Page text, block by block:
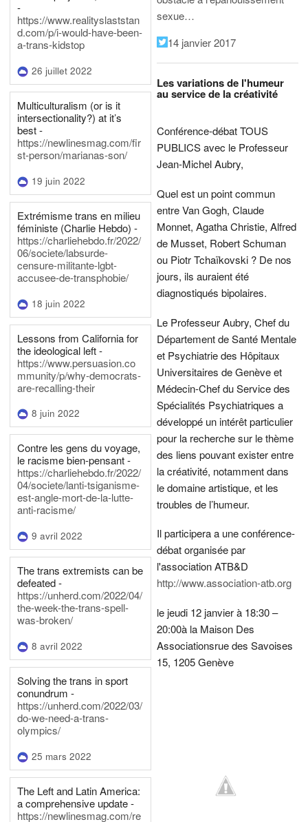
-
https://www.realityslaststan
d.com/p/i-would-have-been-
a-trans-kidstop
26 juillet 2022
Multiculturalism (or is it
intersectionality?) at it’s
best -
https://newlinesmag.com/fir
st-person/marianas-son/
19 juin 2022
Extrémisme trans en milieu
féministe (Charlie Hebdo) -
https://charliehebdo.fr/2022/
06/societe/labsurde-
censure-militante-lgbt-
accusee-de-transphobie/
18 juin 2022
Lessons from California for
the ideological left -
https://www.persuasion.co
mmunity/p/why-democrats-
are-recalling-their
8 juin 2022
Contre les gens du voyage,
le racisme bien-pensant -
https://charliehebdo.fr/2022/
04/societe/lanti-tsiganisme-
est-angle-mort-de-la-lutte-
anti-racisme/
9 avril 2022
The trans extremists can be
defeated -
https://unherd.com/2022/04/
the-week-the-trans-spell-
was-broken/
8 avril 2022
Solving the trans in sport
conundrum -
https://unherd.com/2022/03/
do-we-need-a-trans-
olympics/
25 mars 2022
The Left and Latin America:
a comprehensive update -
https://newlinesmag.com/re
sexue…
14 janvier 2017
Les variations de l'humeur
au service de la créativité
Conférence-débat TOUS
PUBLICS avec le Professeur
Jean-Michel Aubry,
Quel est un point commun
entre Van Gogh, Claude
Monnet, Agatha Christie, Alfred
de Musset, Robert Schuman
ou Piotr Tchaïkovski ? De nos
jours, ils auraient été
diagnostiqués bipolaires.
Le Professeur Aubry, Chef du
Département de Santé Mentale
et Psychiatrie des Hôpitaux
Universitaires de Genève et
Médecin-Chef du Service des
Spécialités Psychiatriques a
développé un intérêt particulier
pour la recherche sur le thème
des liens pouvant exister entre
la créativité, notamment dans
le domaine artistique, et les
troubles de l’humeur.
Il participera a une conférence-
débat organisée par
l'association ATB&D
http://www.association-atb.org
le jeudi 12 janvier à 18:30 –
20:00à la Maison Des
Associationsrue des Savoises
15, 1205 Genève